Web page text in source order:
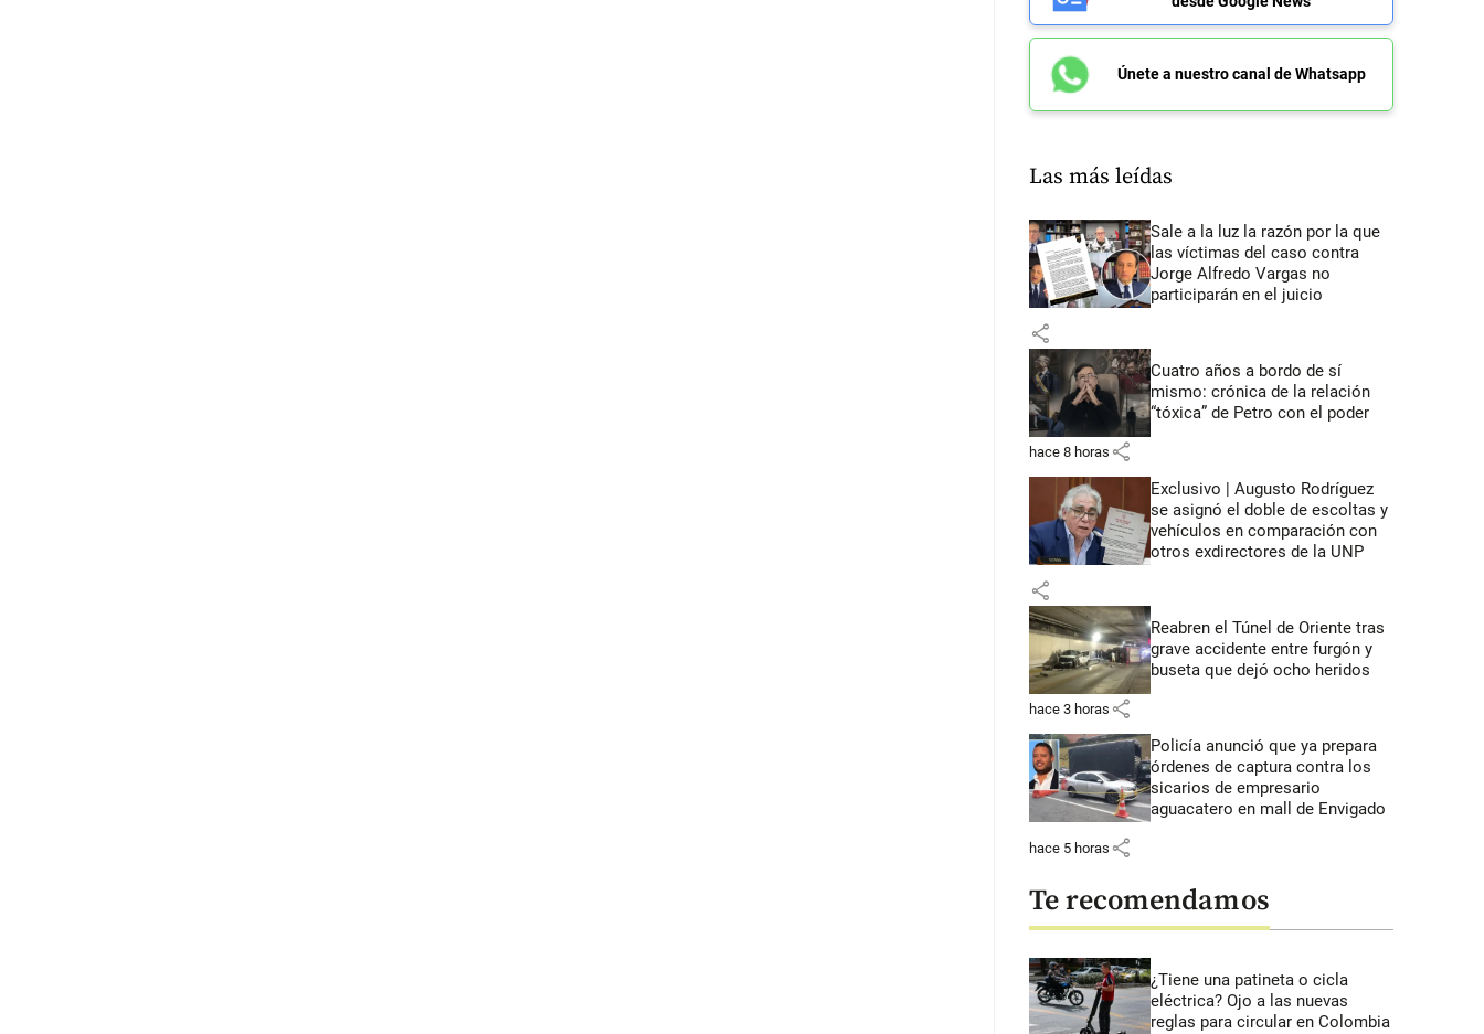
Únete a nuestro canal de Whatsapp
Las más leídas
Sale a la luz la razón por la que
las víctimas del caso contra
Jorge Alfredo Vargas no
participarán en el juicio
share
Cuatro años a bordo de sí
mismo: crónica de la relación
“tóxica” de Petro con el poder
hace 8 horas share
Exclusivo | Augusto Rodríguez
se asignó el doble de escoltas y
vehículos en comparación con
otros exdirectores de la UNP
share
Reabren el Túnel de Oriente tras
grave accidente entre furgón y
buseta que dejó ocho heridos
hace 3 horas share
Policía anunció que ya prepara
órdenes de captura contra los
sicarios de empresario
aguacatero en mall de Envigado
hace 5 horas share
Te recomendamos
¿Tiene una patineta o cicla
eléctrica? Ojo a las nuevas
reglas para circular en Colombia